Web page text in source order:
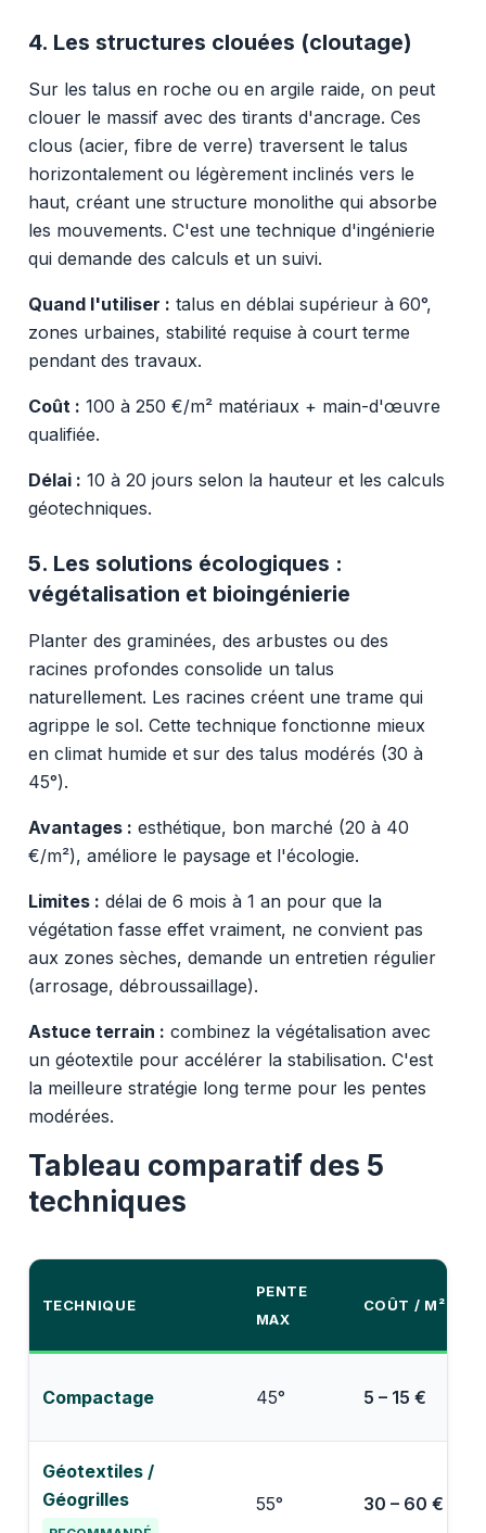
4. Les structures clouées (cloutage)
Sur les talus en roche ou en argile raide, on peut
clouer le massif avec des tirants d'ancrage. Ces
clous (acier, fibre de verre) traversent le talus
horizontalement ou légèrement inclinés vers le
haut, créant une structure monolithe qui absorbe
les mouvements. C'est une technique d'ingénierie
qui demande des calculs et un suivi.
Quand l'utiliser : talus en déblai supérieur à 60°,
zones urbaines, stabilité requise à court terme
pendant des travaux.
Coût : 100 à 250 €/m² matériaux + main-d'œuvre
qualifiée.
Délai : 10 à 20 jours selon la hauteur et les calculs
géotechniques.
5. Les solutions écologiques :
végétalisation et bioingénierie
Planter des graminées, des arbustes ou des
racines profondes consolide un talus
naturellement. Les racines créent une trame qui
agrippe le sol. Cette technique fonctionne mieux
en climat humide et sur des talus modérés (30 à
45°).
Avantages : esthétique, bon marché (20 à 40
€/m²), améliore le paysage et l'écologie.
Limites : délai de 6 mois à 1 an pour que la
végétation fasse effet vraiment, ne convient pas
aux zones sèches, demande un entretien régulier
(arrosage, débroussaillage).
Astuce terrain : combinez la végétalisation avec
un géotextile pour accélérer la stabilisation. C'est
la meilleure stratégie long terme pour les pentes
modérées.
Tableau comparatif des 5
techniques
TECHNIQUE
PENTE
MAX
COÛT / M²
Compactage 45° 5 – 15 €
Géotextiles /
Géogrilles
55° 30 – 60 €